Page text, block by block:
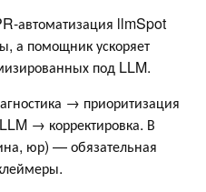
автоматизация llmSpot
а помощник ускоряет
под LLM.
→ приоритизация
→ корректировка. В
юр) — обязательная